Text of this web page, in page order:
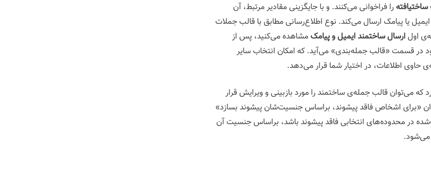
را فراخوانی می‌کنند. و با جایگزینی مقادیر مرتبط، آن
یا پیامک ارسال می‌کند. نوع اطلاع‌رسانی مطابق با قالب جملات
اولارسال ساختمند ایمیل و پیامکمشاهده‌ می‌کنید، پس از
در قسمت «قالب جمله‌بندی» می‌آید. که امکان انتخاب سایر
حاوی اطلاعات، در اختیار شما قرار می‌دهد.
می‌توان قالب جمله‌ی ساختمند را مورد بازبینی و ویرایش قرار
«برای اشخاص فاقد پیشوند، براساس جنسیت‌شان پیشوند بسازد»
در محدوده‌های انتخابی فاقد پیشوند باشد، براساس جنسیت آن
می‌شود.